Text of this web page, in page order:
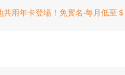
共用年卡登場！免實名‧每月低至＄